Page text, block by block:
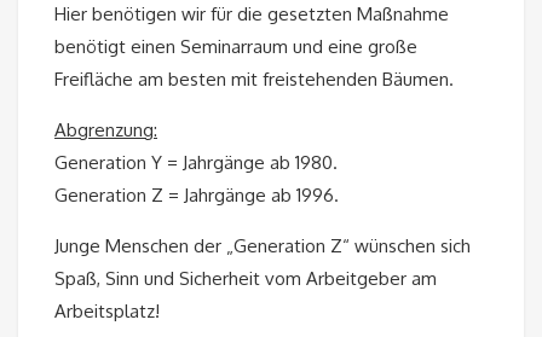
Hier benötigen wir für die gesetzten Maßnahme
benötigt einen Seminarraum und eine große
Freifläche am besten mit freistehenden Bäumen.
Abgrenzung:
Generation Y = Jahrgänge ab 1980.
Generation Z = Jahrgänge ab 1996.
Junge Menschen der „Generation Z“ wünschen sich
Spaß, Sinn und Sicherheit vom Arbeitgeber am
Arbeitsplatz!